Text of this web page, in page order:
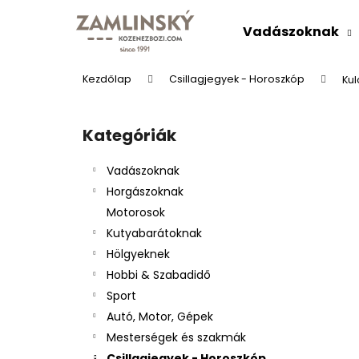
Vadászoknak
Kezdőlap Csillagjegyek - Horoszkóp
Kategóriák
átugrása
Kategóriák
Vadászoknak
Horgászoknak
Motorosok
Kutyabarátoknak
Hölgyeknek
Hobbi & Szabadidő
Sport
Autó, Motor, Gépek
Mesterségek és szakmák
Vissza
Vissza
BŐRÖV "VADÁSZÜDVÖZLET"
Ft9 526